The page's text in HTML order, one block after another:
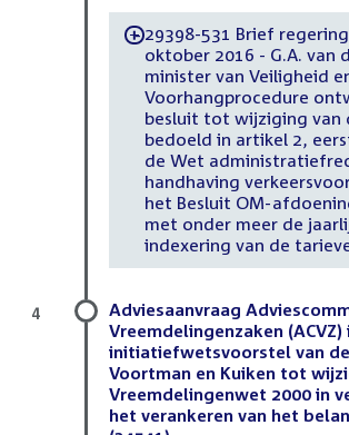
-29398-531 Brief
oktober 2016 - G.A. van
minister van Veiligheid
Voorhangprocedure
besluit tot wijziging van
bedoeld in artikel 2,
de Wet
handhaving
het Besluit OM-
met onder meer de
indexering van de
Adviesaanvraag
Vreemdelingenzaken (ACVZ)
initiatiefwetsvoorstel van
Voortman en Kuiken tot
Vreemdelingenwet 2000 in
het verankeren van het
4